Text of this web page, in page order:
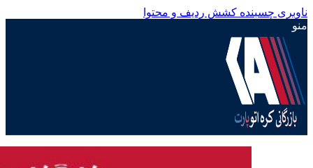
ناوبری چسبنده کشش ردیف و محتوا
منو